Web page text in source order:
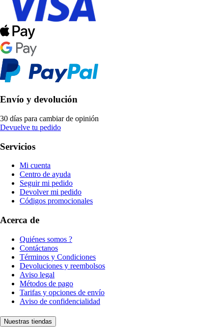
Envío y devolución
30 días para cambiar de opinión
Devuelve tu pedido
Servicios
Mi cuenta
Centro de ayuda
Seguir mi pedido
Devolver mi pedido
Códigos promocionales
Acerca de
Quiénes somos ?
Contáctanos
Términos y Condiciones
Devoluciones y reembolsos
Aviso legal
Métodos de pago
Tarifas y opciones de envío
Aviso de confidencialidad
Nuestras tiendas